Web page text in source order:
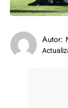
Autor: